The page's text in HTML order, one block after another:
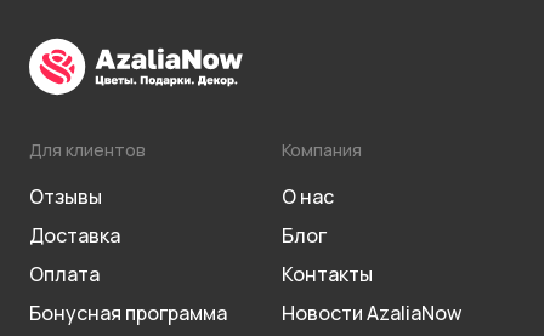
Для клиентов
Отзывы
Доставка
Оплата
Бонусная программа
Компания
О нас
Блог
Контакты
Новости AzaliaNow